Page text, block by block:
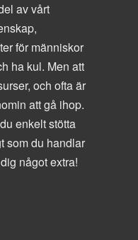
av vårt
för människor
ha kul. Men att
och ofta är
att gå ihop.
enkelt stötta
som du handlar
något extra!